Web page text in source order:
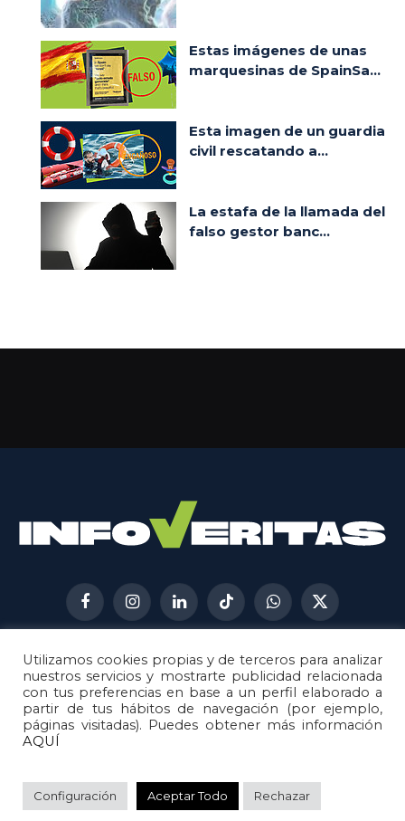
Estas imágenes de unas
marquesinas de SpainSa...
Esta imagen de un guardia
civil rescatando a...
La estafa de la llamada del
falso gestor banc...
FacebookInstagramLinkedInTikTokWhatsApp
X
(Twitter)
AVISO LEGAL
METODOLOGÍA
POLÍTICA DE COOKIES
POLÍTICA DE CORRECCIONES
© 2026Metech. Todos los derechos reservados.
Utilizamos cookies propias y de terceros para analizar
nuestros servicios y mostrarte publicidad relacionada
con tus preferencias en base a un perfil elaborado a
partir de tus hábitos de navegación (por ejemplo,
páginas visitadas). Puedes obtener más información
AQUÍ
Configuración Aceptar Todo Rechazar